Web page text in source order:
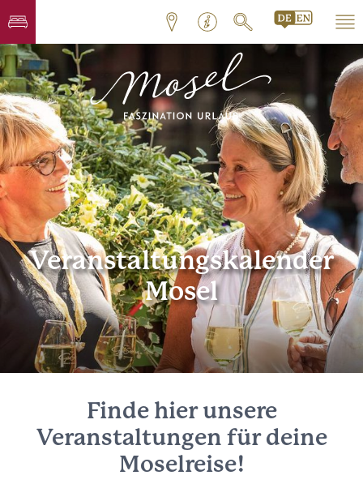
Veranstaltungskalender
Mosel
Finde hier unsere
Veranstaltungen für deine
Moselreise!